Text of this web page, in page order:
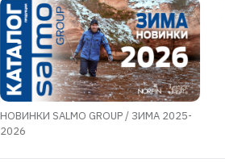
НОВИНКИ SALMO GROUP / ЗИМА 2025-
2026